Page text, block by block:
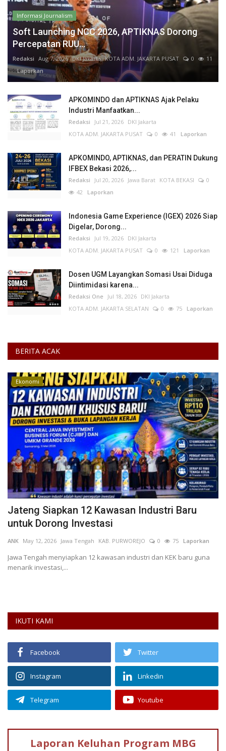
Informasi Journalism
Soft Launching NCC 2026, APTIKNAS Dorong
Percepatan RUU...
Redaksi Aug 7, 2026 DKI Jakarta KOTA ADM. JAKARTA PUSAT 0
11
Laporkan
APKOMINDO dan APTIKNAS Ajak Pelaku
Industri Manfaatkan...
Redaksi Jul 21, 2026 DKI Jakarta
KOTA ADM. JAKARTA PUSAT
0 41 Laporkan
APKOMINDO, APTIKNAS, dan PERATIN Dukung
IFBEX Bekasi 2026,...
Redaksi Jul 20, 2026 Jawa Barat KOTA BEKASI
0
42 Laporkan
Indonesia Game Experience (IGEX) 2026 Siap
Digelar, Dorong...
Redaksi Jul 19, 2026 DKI Jakarta
KOTA ADM. JAKARTA PUSAT
0 121 Laporkan
Dosen UGM Layangkan Somasi Usai Diduga
Diintimidasi karena...
Redaksi One Jul 18, 2026 DKI Jakarta
KOTA ADM. JAKARTA SELATAN
0 75 Laporkan
BERITA ACAK
Ekonomi
Jateng Siapkan 12 Kawasan Industri Baru
untuk Dorong Investasi
ANK May 12, 2026 Jawa Tengah KAB. PURWOREJO 0 75 Laporkan
Jawa Tengah menyiapkan 12 kawasan industri dan KEK baru guna
menarik investasi,...
IKUTI KAMI
Facebook Twitter
Instagram Linkedin
Telegram Youtube
Laporan Keluhan Program MBG